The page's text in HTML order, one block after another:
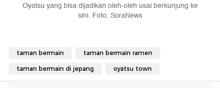
Oyatsu yang bisa dijadikan oleh-oleh usai berkunjung ke
sini. Foto: SoraNews
taman bermain taman bermain ramen
taman bermain di jepang oyatsu town